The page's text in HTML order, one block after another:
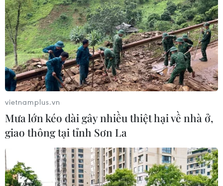
vietnamplus.vn
Mưa lớn kéo dài gây nhiều thiệt hại về nhà ở,
giao thông tại tỉnh Sơn La